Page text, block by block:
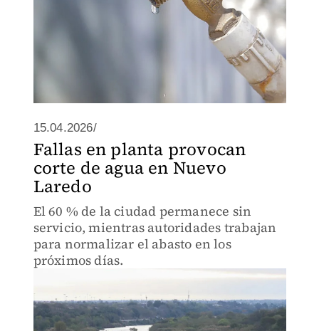
15.04.2026/
Fallas en planta provocan
corte de agua en Nuevo
Laredo
El 60 % de la ciudad permanece sin
servicio, mientras autoridades trabajan
para normalizar el abasto en los
próximos días.